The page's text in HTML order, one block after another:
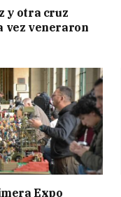
y otra cruz
vez veneraron
Expo